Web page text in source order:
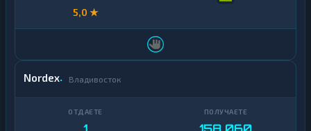
5,0 ★
Nordex Владивосток